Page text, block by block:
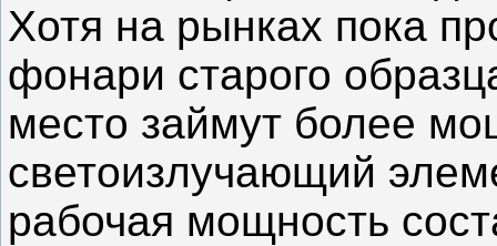
Хотя на рынках пока
фонари старого
место займут более
светоизлучающий
рабочая мощность